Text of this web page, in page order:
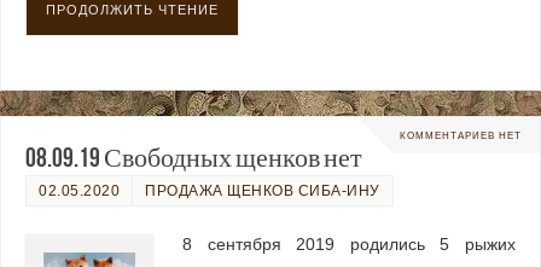
ПРОДОЛЖИТЬ ЧТЕНИЕ
КОММЕНТАРИЕВ НЕТ
08.09.19 Свободных щенков нет
02.05.2020 ПРОДАЖА ЩЕНКОВ СИБА-ИНУ
8 сентября 2019 родились 5 рыжих